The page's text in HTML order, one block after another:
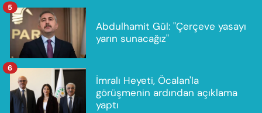
Abdulhamit Gül: "Çerçeve yasayı
yarın sunacağız"
5
İmralı Heyeti, Öcalan'la
görüşmenin ardından açıklama
yaptı
6